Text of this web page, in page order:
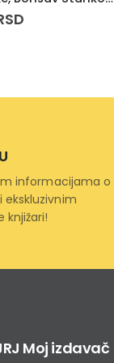
informacijama o
knjižari!
Moj izdavač